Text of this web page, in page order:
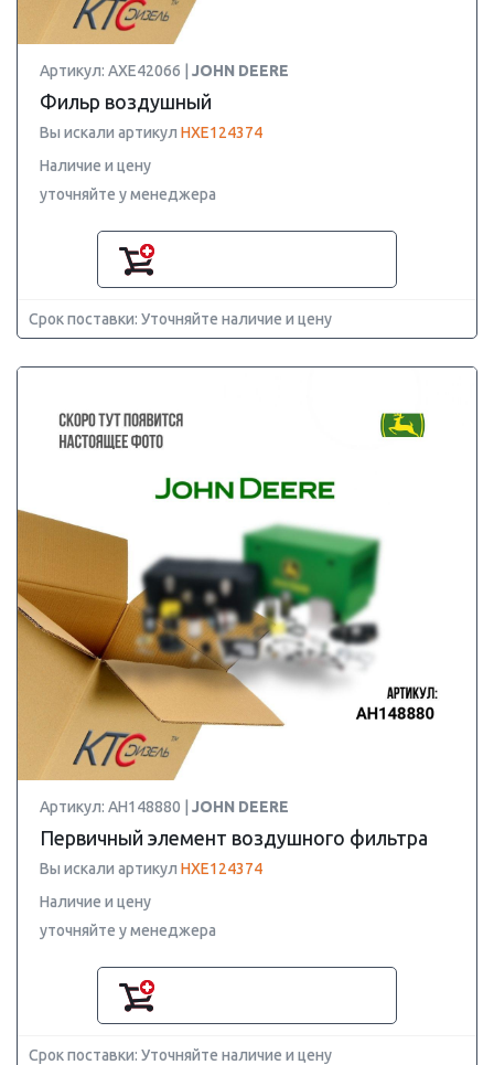
Артикул: AXE42066 | JOHN DEERE
Фильр воздушный
Вы искали артикул HXE124374
Наличие и цену
уточняйте у менеджера
Срок поставки: Уточняйте наличие и цену
Артикул: AH148880 | JOHN DEERE
Первичный элемент воздушного фильтра
Вы искали артикул HXE124374
Наличие и цену
уточняйте у менеджера
Срок поставки: Уточняйте наличие и цену